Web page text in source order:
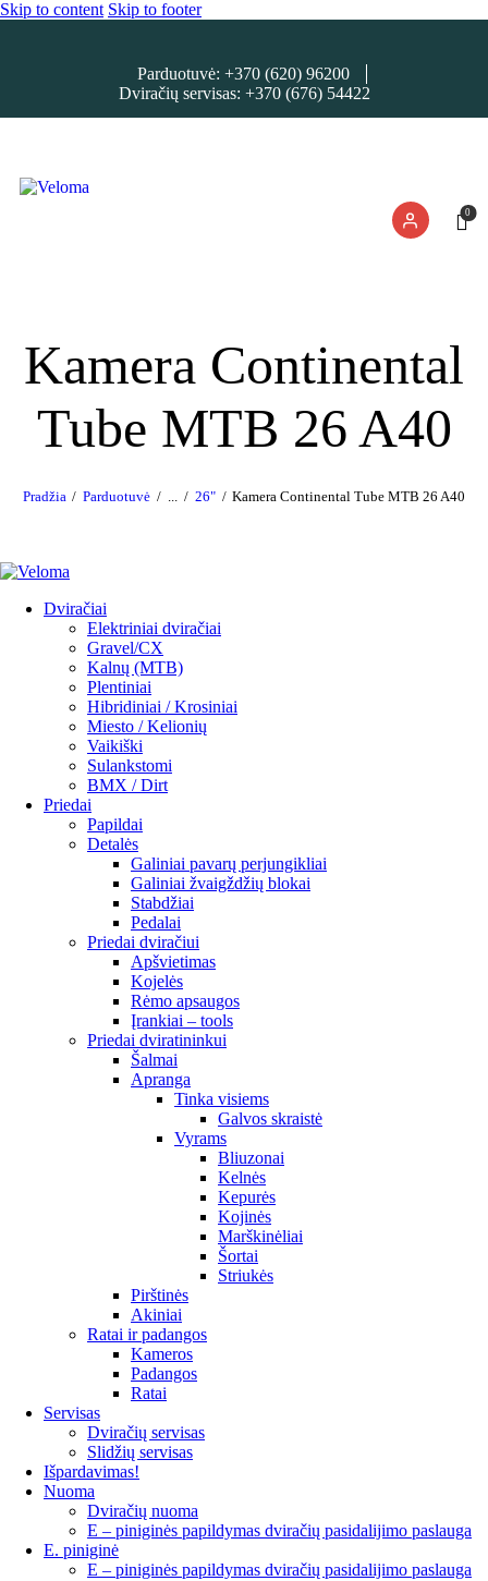
Skip to content Skip to footer
Parduotuvė: +370 (620) 96200
Dviračių servisas: +370 (676) 54422
0
Kamera Continental
Tube MTB 26 A40
Pradžia Parduotuvė ... 26" Kamera Continental Tube MTB 26 A40
Dviračiai
Elektriniai dviračiai
Gravel/CX
Kalnų (MTB)
Plentiniai
Hibridiniai / Krosiniai
Miesto / Kelionių
Vaikiški
Sulankstomi
BMX / Dirt
Priedai
Papildai
Detalės
Galiniai pavarų perjungikliai
Galiniai žvaigždžių blokai
Stabdžiai
Pedalai
Priedai dviračiui
Apšvietimas
Kojelės
Rėmo apsaugos
Įrankiai – tools
Priedai dviratininkui
Šalmai
Apranga
Tinka visiems
Galvos skraistė
Vyrams
Bliuzonai
Kelnės
Kepurės
Kojinės
Marškinėliai
Šortai
Striukės
Pirštinės
Akiniai
Ratai ir padangos
Kameros
Padangos
Ratai
Servisas
Dviračių servisas
Slidžių servisas
Išpardavimas!
Nuoma
Dviračių nuoma
E – piniginės papildymas dviračių pasidalijimo paslauga
E. piniginė
E – piniginės papildymas dviračių pasidalijimo paslauga